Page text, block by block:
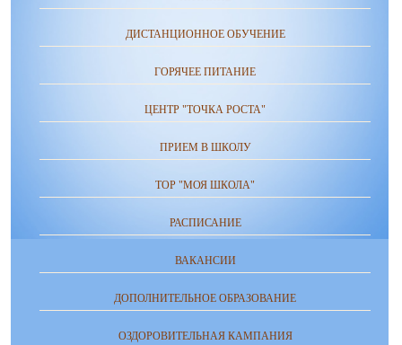
ДИСТАНЦИОННОЕ ОБУЧЕНИЕ
ГОРЯЧЕЕ ПИТАНИЕ
ЦЕНТР "ТОЧКА РОСТА"
ПРИЕМ В ШКОЛУ
ТОР "МОЯ ШКОЛА"
РАСПИСАНИЕ
ВАКАНСИИ
ДОПОЛНИТЕЛЬНОЕ ОБРАЗОВАНИЕ
ОЗДОРОВИТЕЛЬНАЯ КАМПАНИЯ